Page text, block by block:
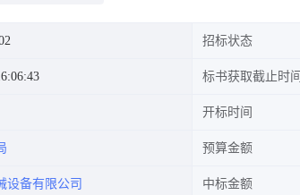
招标状态
标书获取截止时间
开标时间
预算金额
设备有限公司 中标金额